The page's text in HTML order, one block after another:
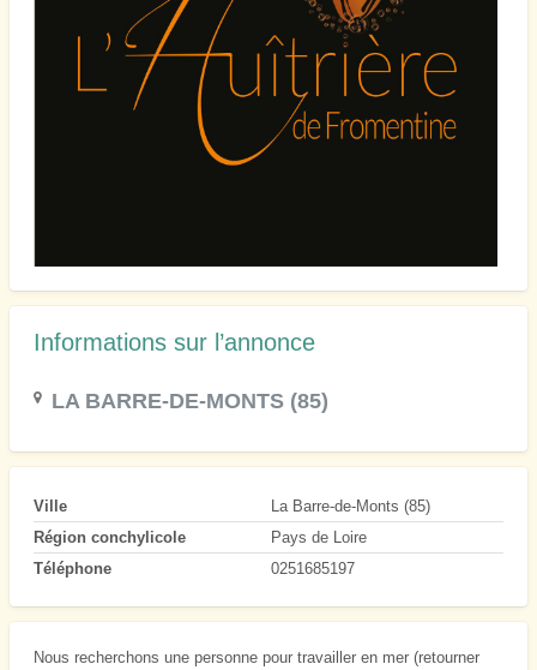
Informations sur l’annonce
LA BARRE-DE-MONTS (85)
Ville
La Barre-de-Monts (85)
Région conchylicole
Pays de Loire
Téléphone
0251685197
Nous recherchons une personne pour travailler en mer (retourner